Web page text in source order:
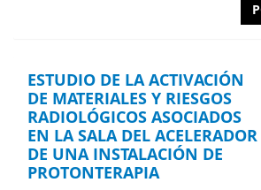
ESTUDIO DE LA ACTIVACIÓN
DE MATERIALES Y RIESGOS
RADIOLÓGICOS ASOCIADOS
EN LA SALA DEL ACELERADOR
DE UNA INSTALACIÓN DE
PROTONTERAPIA